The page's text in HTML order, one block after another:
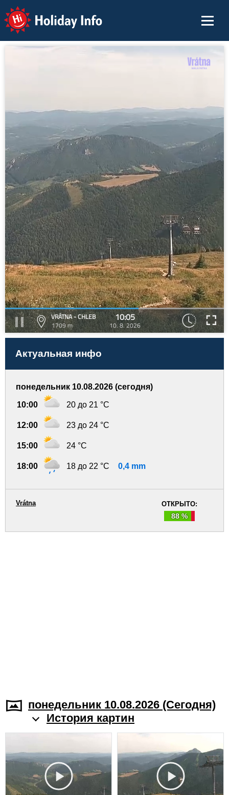
Holiday Info
VRÁTNA - CHLEB
1709 m
10:05
10. 8. 2026
Актуальная инфо
понедельник 10.08.2026 (сегодня)
10:00 20 до 21 °C
12:00 23 до 24 °C
15:00 24 °C
18:00 18 до 22 °C 0,4 mm
ОТКРЫТО:
88 %
Vrátna
понедельник 10.08.2026 (Cегодня)
История картин